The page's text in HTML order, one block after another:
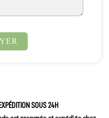
EXPÉDITION SOUS 24H